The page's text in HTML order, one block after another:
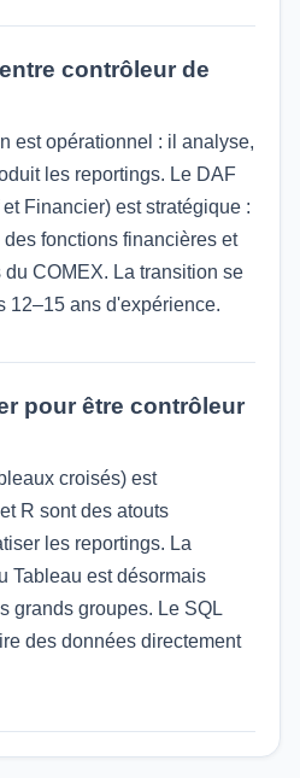
contrôleur de
est opérationnel : il analyse,
les reportings. Le DAF
Financier) est stratégique :
fonctions financières et
COMEX. La transition se
12–15 ans d'expérience.
pour être contrôleur
croisés) est
R sont des atouts
les reportings. La
Tableau est désormais
grands groupes. Le SQL
des données directement